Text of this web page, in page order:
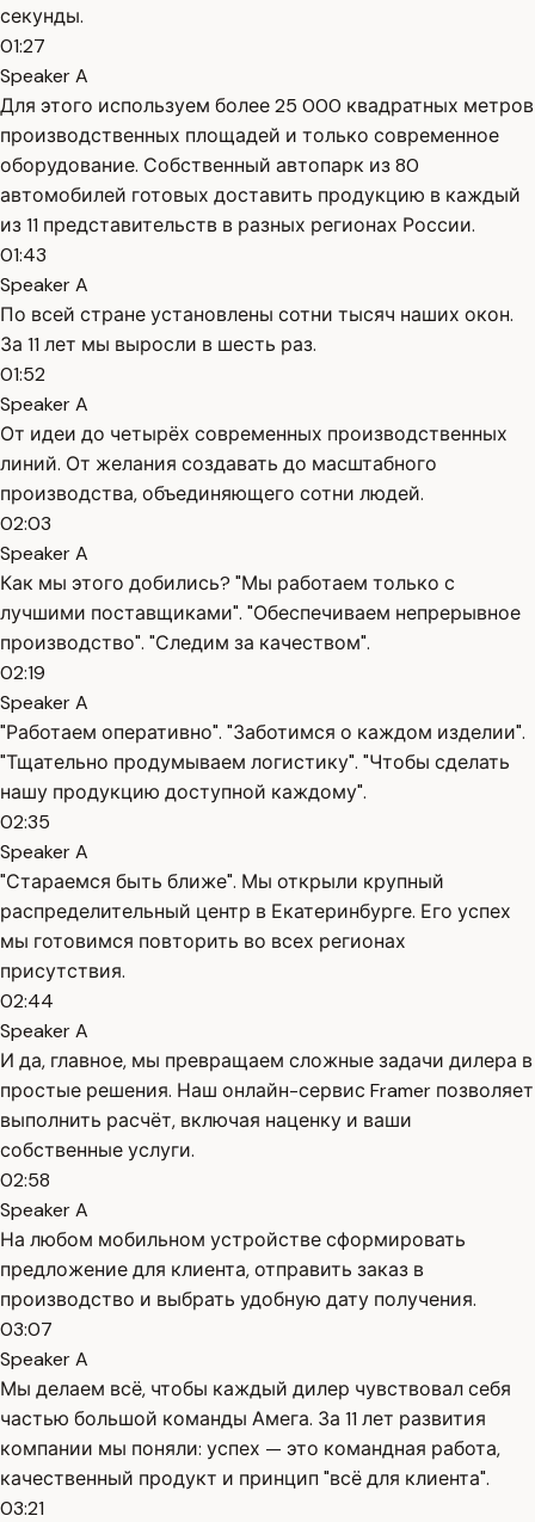
секунды.
01:27
Speaker A
Для этого используем более 25 000 квадратных метров
производственных площадей и только современное
оборудование. Собственный автопарк из 80
автомобилей готовых доставить продукцию в каждый
из 11 представительств в разных регионах России.
01:43
Speaker A
По всей стране установлены сотни тысяч наших окон.
За 11 лет мы выросли в шесть раз.
01:52
Speaker A
От идеи до четырёх современных производственных
линий. От желания создавать до масштабного
производства, объединяющего сотни людей.
02:03
Speaker A
Как мы этого добились? "Мы работаем только с
лучшими поставщиками". "Обеспечиваем непрерывное
производство". "Следим за качеством".
02:19
Speaker A
"Работаем оперативно". "Заботимся о каждом изделии".
"Тщательно продумываем логистику". "Чтобы сделать
нашу продукцию доступной каждому".
02:35
Speaker A
"Стараемся быть ближе". Мы открыли крупный
распределительный центр в Екатеринбурге. Его успех
мы готовимся повторить во всех регионах
присутствия.
02:44
Speaker A
И да, главное, мы превращаем сложные задачи дилера в
простые решения. Наш онлайн-сервис Framer позволяет
выполнить расчёт, включая наценку и ваши
собственные услуги.
02:58
Speaker A
На любом мобильном устройстве сформировать
предложение для клиента, отправить заказ в
производство и выбрать удобную дату получения.
03:07
Speaker A
Мы делаем всё, чтобы каждый дилер чувствовал себя
частью большой команды Амега. За 11 лет развития
компании мы поняли: успех — это командная работа,
качественный продукт и принцип "всё для клиента".
03:21